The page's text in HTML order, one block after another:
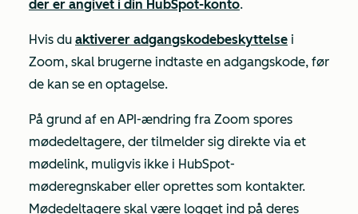
der er angivet i din HubSpot-konto.
Hvis du aktiverer adgangskodebeskyttelse i
Zoom, skal brugerne indtaste en adgangskode, før
de kan se en optagelse.
På grund af en API-ændring fra Zoom spores
mødedeltagere, der tilmelder sig direkte via et
mødelink, muligvis ikke i HubSpot-
møderegnskaber eller oprettes som kontakter.
Mødedeltagere skal være logget ind på deres